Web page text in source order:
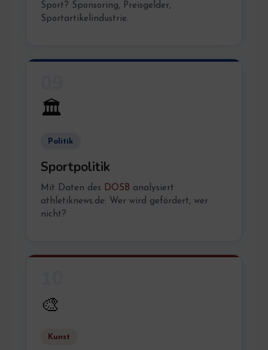
Sport? Sponsoring, Preisgelder,
Sportartikelindustrie.
🏛️
Politik
Sportpolitik
Mit Daten des DOSB analysiert
athletiknews.de: Wer wird gefördert, wer
nicht?
🎨
Kunst